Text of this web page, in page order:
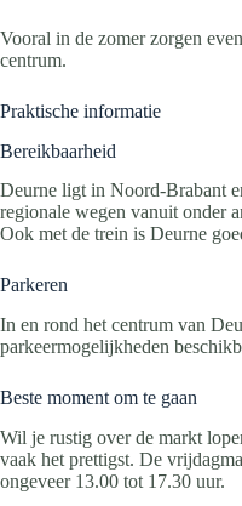
Vooral in de zomer zorgen
centrum.
Praktische informatie
Bereikbaarheid
Deurne ligt in Noord-Brabant
regionale wegen vanuit onder
Ook met de trein is Deurne
Parkeren
In en rond het centrum van
parkeermogelijkheden
Beste moment om te gaan
Wil je rustig over de markt
vaak het prettigst. De
ongeveer 13.00 tot 17.30 uur.